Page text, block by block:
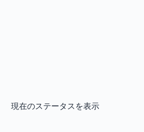
現在のステータスを表示